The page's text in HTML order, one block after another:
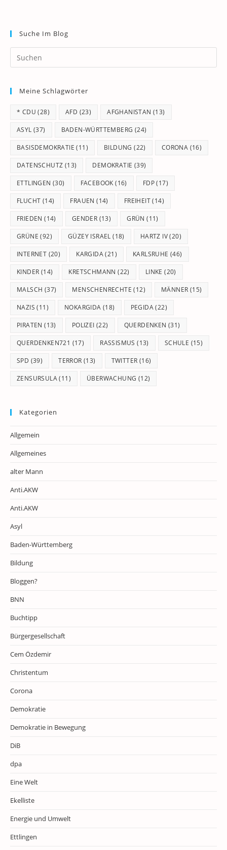
Suche Im Blog
Meine Schlagwörter
* CDU (28) AFD (23) AFGHANISTAN (13)
ASYL (37) BADEN-WÜRTTEMBERG (24)
BASISDEMOKRATIE (11) BILDUNG (22) CORONA (16)
DATENSCHUTZ (13) DEMOKRATIE (39)
ETTLINGEN (30) FACEBOOK (16) FDP(17)
FLUCHT (14) FRAUEN (14) FREIHEIT(14)
FRIEDEN (14) GENDER (13) GRÜN (11)
GRÜNE (92) GÜZEY ISRAEL (18) HARTZ IV(20)
INTERNET (20) KARGIDA(21) KARLSRUHE (46)
KINDER (14) KRETSCHMANN (22) LINKE (20)
MALSCH (37) MENSCHENRECHTE (12) MÄNNER (15)
NAZIS (11) NOKARGIDA (18) PEGIDA(22)
PIRATEN (13) POLIZEI (22) QUERDENKEN (31)
QUERDENKEN721 (17) RASSISMUS (13) SCHULE (15)
SPD (39) TERROR (13) TWITTER (16)
ZENSURSULA(11) ÜBERWACHUNG (12)
Kategorien
Allgemein
Allgemeines
alter Mann
Anti.AKW
Anti.AKW
Asyl
Baden-Württemberg
Bildung
Bloggen?
BNN
Buchtipp
Bürgergesellschaft
Cem Özdemir
Christentum
Corona
Demokratie
Demokratie in Bewegung
DiB
dpa
Eine Welt
Ekelliste
Energie und Umwelt
Ettlingen